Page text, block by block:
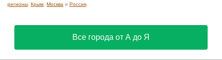
регионы Крым Москва и Россия
Все города от А до Я